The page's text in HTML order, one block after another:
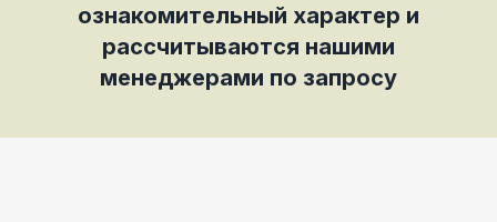
ознакомительный характер и
рассчитываются нашими
менеджерами по запросу